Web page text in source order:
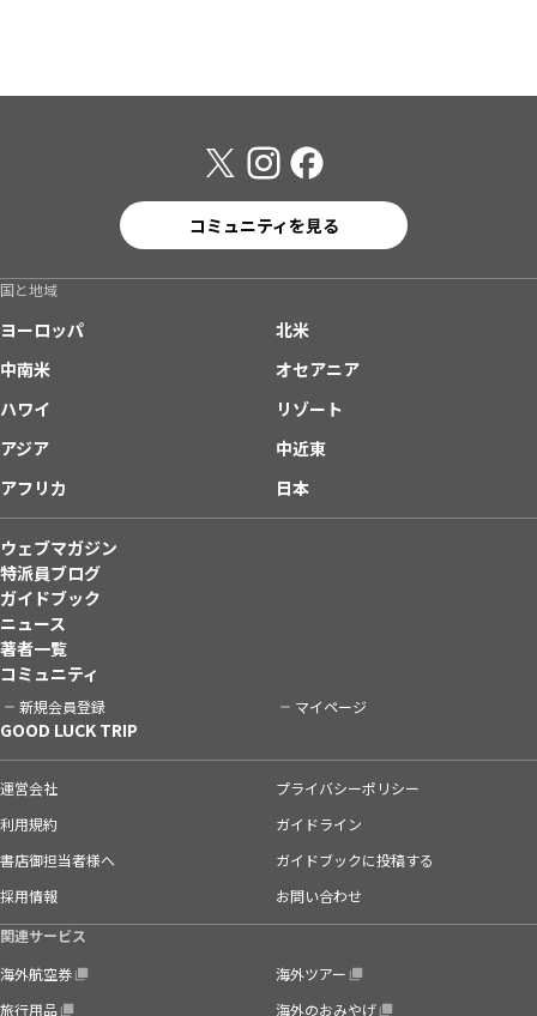
コミュニティを見る
国と地域
ヨーロッパ
北米
中南米
オセアニア
ハワイ
リゾート
アジア
中近東
アフリカ
日本
ウェブマガジン
特派員ブログ
ガイドブック
ニュース
著者一覧
コミュニティ
新規会員登録 マイページ
GOOD LUCK TRIP
運営会社
プライバシーポリシー
利用規約
ガイドライン
書店御担当者様へ
ガイドブックに投稿する
採用情報
お問い合わせ
関連サービス
海外航空券
海外ツアー
旅行用品
海外のおみやげ